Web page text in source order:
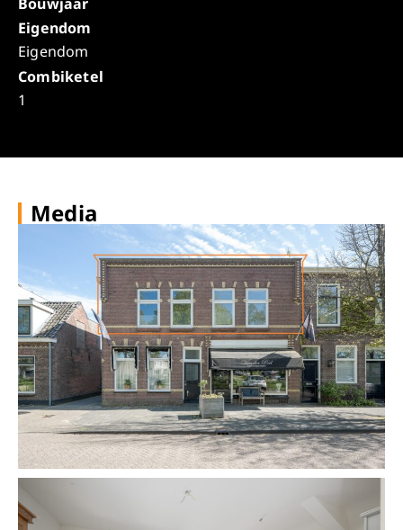
Eigendom
Eigendom
Combiketel
1
Media